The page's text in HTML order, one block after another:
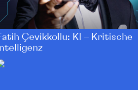
Çevikkollu: KI – Kritische
Intelligenz